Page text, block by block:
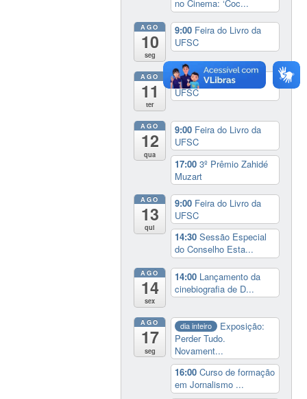
no Cinema: ‘Coc...
AGO
10
seg
9:00 Feira do Livro da
UFSC
AGO
11
ter
9:00Feira do Livro da
UFSC
AGO
12
qua
9:00 Feira do Livro da
UFSC
17:003º Prêmio Zahidé
Muzart
AGO
13
qui
9:00 Feira do Livro da
UFSC
14:30Sessão Especial
do Conselho Esta...
AGO
14
sex
14:00 Lançamento da
cinebiografia de D...
AGO
17
seg
dia inteiro
Exposição:
Perder Tudo.
Novament...
16:00Curso de formação
em Jornalismo ...